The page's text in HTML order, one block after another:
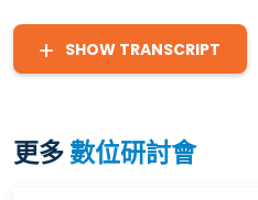
SHOW TRANSCRIPT
更多數位研討會